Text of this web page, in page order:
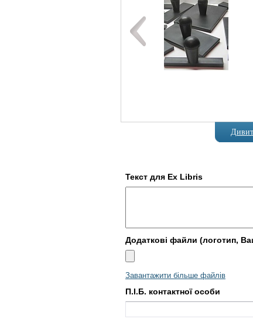
Текст для Ex Libris
Додаткові файли (логотип,
Завантажити більше файлів
П.І.Б. контактної особи